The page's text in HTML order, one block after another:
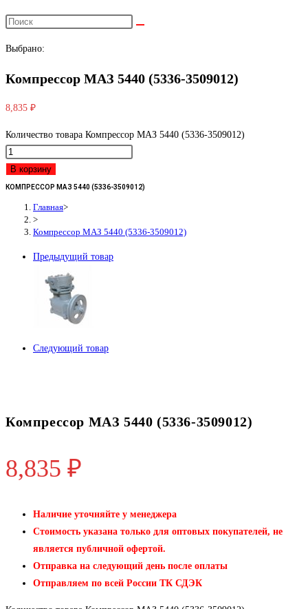
Выбрано:
Компрессор МАЗ 5440 (5336-3509012)
8,835 ₽
Количество товара Компрессор МАЗ 5440 (5336-3509012)
В корзину
КОМПРЕССОР МАЗ 5440 (5336-3509012)
Главная>
>
Компрессор МАЗ 5440 (5336-3509012)
Предыдущий товар
Следующий товар
Компрессор МАЗ 5440 (5336-3509012)
8,835 ₽
Наличие уточняйте у менеджера
Стоимость указана только для оптовых покупателей, не
является публичной офертой.
Отправка на следующий день после оплаты
Отправляем по всей России ТК СДЭК